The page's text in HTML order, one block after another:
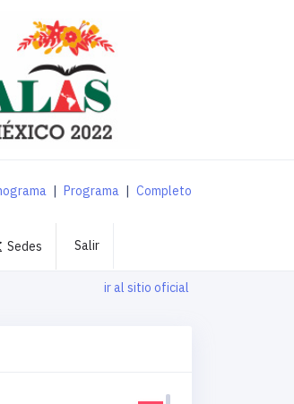
| Programa | Completo
Sedes Salir
ir al sitio oficial